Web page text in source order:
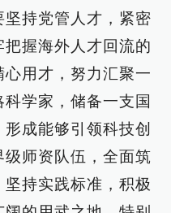
持党管人才，紧密
握海外人才回流的
用才，努力汇聚一
学家，储备一支国
成能够引领科技创
师资队伍，全面筑
持实践标准，积极